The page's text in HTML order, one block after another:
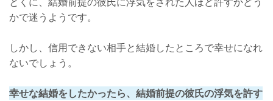
かで迷うようです。
しかし、信用できない相手と結婚したところで幸せになれ
ないでしょう。
幸せな結婚をしたかったら、結婚前提の彼氏の浮気を許す